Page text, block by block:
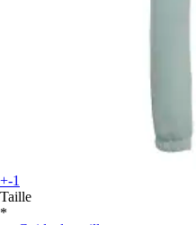
+-1
Taille
*